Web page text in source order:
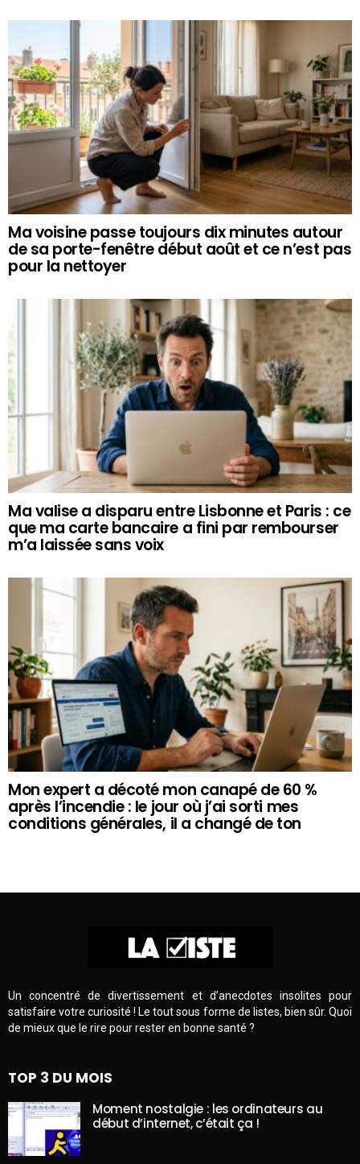
Ma voisine passe toujours dix minutes autour
de sa porte-fenêtre début août et ce n’est pas
pour la nettoyer
Ma valise a disparu entre Lisbonne et Paris : ce
que ma carte bancaire a fini par rembourser
m’a laissée sans voix
Mon expert a décoté mon canapé de 60 %
après l’incendie : le jour où j’ai sorti mes
conditions générales, il a changé de ton
Un concentré de divertissement et d’anecdotes insolites pour
satisfaire votre curiosité ! Le tout sous forme de listes, bien sûr. Quoi
de mieux que le rire pour rester en bonne santé ?
TOP 3 DU MOIS
Moment nostalgie : les ordinateurs au
début d’internet, c’était ça !